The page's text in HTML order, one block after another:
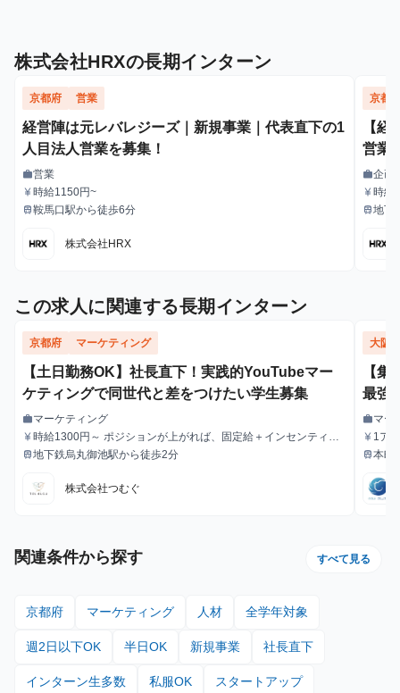
株式会社HRXの長期インターン
京都府 営業
経営陣は元レバレジーズ｜新規事業｜代表直下の1
人目法人営業を募集！
職種
work営業
給与
currency_yen時給1150円~
最寄駅
train鞍馬口駅から徒歩6分
株式会社HRX
京都
【
営業
職種
work企画
給与
currency_yen時給
最寄駅
train地下
この求人に関連する長期インターン
京都府 マーケティング
【土日勤務OK】社長直下！実践的YouTubeマー
ケティングで同世代と差をつけたい学生募集
職種
workマーケティング
給与
currency_yen時給1300円～ ポジションが上がれば、固定給＋インセンティブ
も可能。
最寄駅
train地下鉄烏丸御池駅から徒歩2分
株式会社つむぐ
大阪
【
最強
エン
職種
workマー
給与
currency_yen 1ア
る毎
最寄駅
train本町
関連条件から探す すべて見る
京都府 マーケティング 人材 全学年対象
週2日以下OK 半日OK 新規事業 社長直下
インターン生多数 私服OK スタートアップ